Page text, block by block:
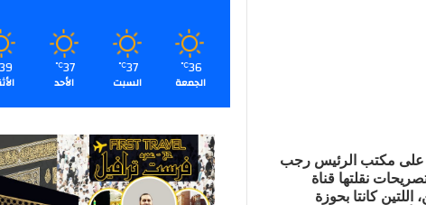
على مكتب الرئيس رجب
نقلتها قناة
كانتا بحوزة
36
℃
الجمعة
37
℃
السبت
37
℃
الأحد
39